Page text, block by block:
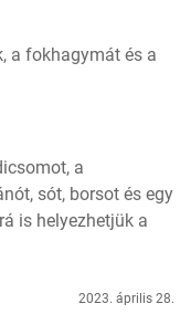
a fokhagymát és a
a
sót, borsot és egy
is helyezhetjük a
2023. április 28.